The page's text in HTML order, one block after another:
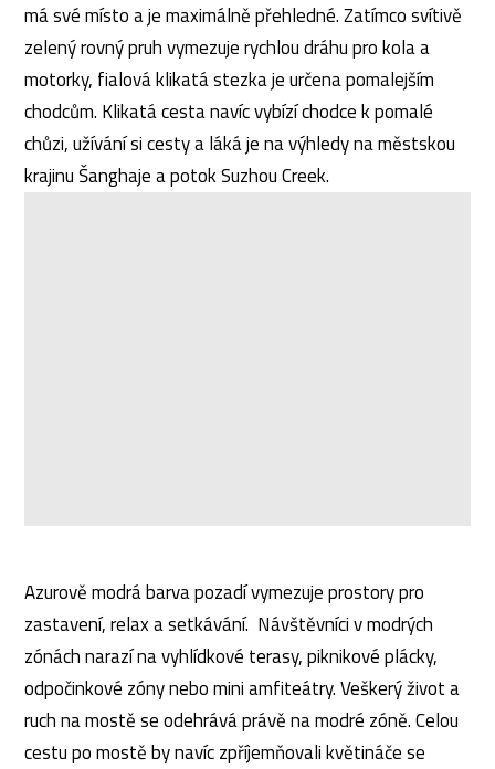
má své místo a je maximálně přehledné. Zatímco svítivě
zelený rovný pruh vymezuje rychlou dráhu pro kola a
motorky, fialová klikatá stezka je určena pomalejším
chodcům. Klikatá cesta navíc vybízí chodce k pomalé
chůzi, užívání si cesty a láká je na výhledy na městskou
krajinu Šanghaje a potok Suzhou Creek.
Azurově modrá barva pozadí vymezuje prostory pro
zastavení, relax a setkávání. Návštěvníci v modrých
zónách narazí na vyhlídkové terasy, piknikové plácky,
odpočinkové zóny nebo mini amfiteátry. Veškerý život a
ruch na mostě se odehrává právě na modré zóně. Celou
cestu po mostě by navíc zpříjemňovali květináče se